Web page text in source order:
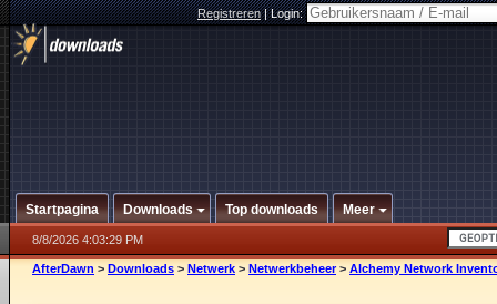
Registreren|Login:
Startpagina Downloads Top downloads Meer
8/8/2026 4:03:29 PM
AfterDawn > Downloads > Netwerk > Netwerkbeheer > Alchemy Network